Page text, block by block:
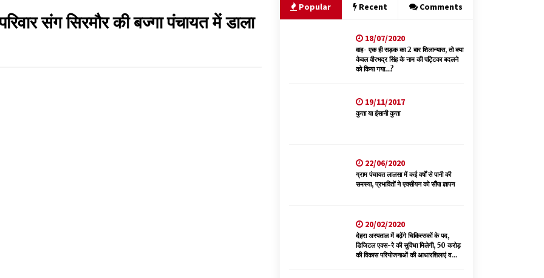
06/08/2026
बड़ी ख़बर – अनुबंध कर्मचारियों को बैक डेट से नहीं मिलेगा
नियमितीकरण, शिक्षा निदेशालय ने जारी किया स्पष्टीकरण
05/08/2026
शूराला में वृक्षारोपण अभियान आयोजित
05/08/2026
ठेकेदार का बिल पास करने के लिए मांगी थी घूस
05/08/2026
संग सिरमौर की बज्गा पंचायत में डाला
Popular Recent Comments
18/07/2020
वाह- एक ही सड़क का 2 बार शिलान्यास, तो क्या
केवल वीरभद्र सिंह के नाम की पट्टिका बदलने
को किया गया…?
19/11/2017
कुत्ता या इंसानी कुत्ता
22/06/2020
ग्राम पंचायत लालसा में कई वर्षों से पानी की
समस्या, प्रभावितों ने एक्सीयन को सौंपा ज्ञापन
20/02/2020
देहरा अस्पताल में बढ़ेंगे चिकित्सकों के पद,
डिजिटल एक्स-रे की सुविधा मिलेगी, 50 करोड़
की विकास परियोजनाओं की आधारशिलाएं व